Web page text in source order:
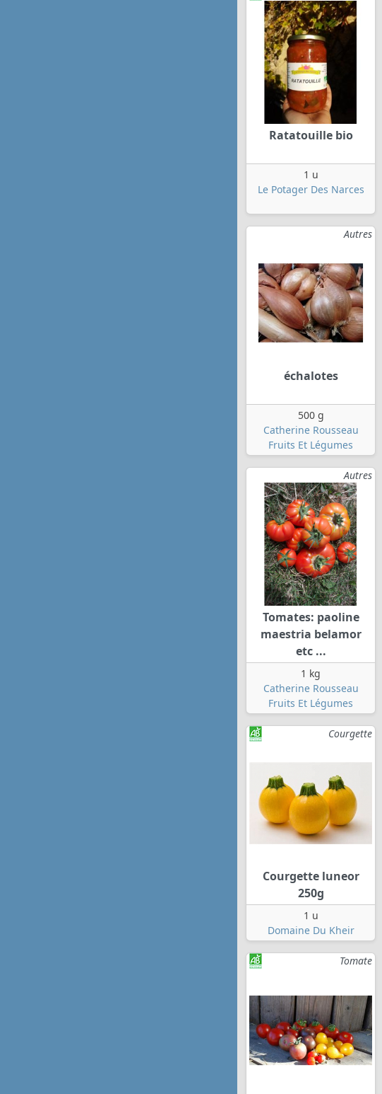
Ratatouille bio
1 u
Le Potager Des Narces
Autres
échalotes
500 g
Catherine Rousseau
Fruits Et Légumes
Autres
Tomates: paoline
maestria belamor
etc ...
1 kg
Catherine Rousseau
Fruits Et Légumes
Courgette
Courgette luneor
250g
1 u
Domaine Du Kheir
Tomate